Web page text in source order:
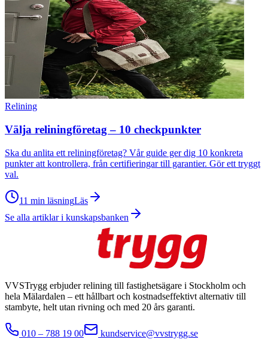
Relining
Välja reliningföretag – 10 checkpunkter
Ska du anlita ett reliningföretag? Vår guide ger dig 10 konkreta
punkter att kontrollera, från certifieringar till garantier. Gör ett tryggt
val.
11 min läsningLäs
Se alla artiklar i kunskapsbanken
VVSTrygg erbjuder relining till fastighetsägare i Stockholm och
hela Mälardalen – ett hållbart och kostnadseffektivt alternativ till
stambyte, helt utan rivning och med 20 års garanti.
010 – 788 19 00
kundservice@vvstrygg.se